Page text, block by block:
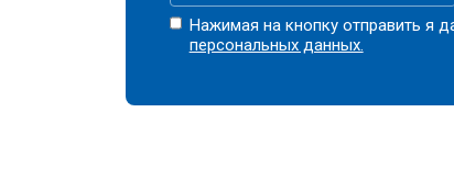
Нажимая на кнопку отправить я
персональных данных.